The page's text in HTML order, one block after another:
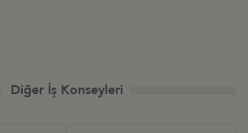
Diğer İş Konseyleri